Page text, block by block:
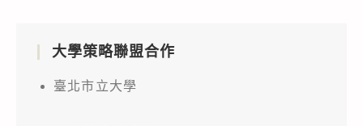
大學策略聯盟合作
臺北市立大學